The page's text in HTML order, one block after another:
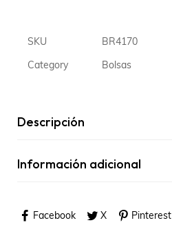
SKU BR4170
Category Bolsas
Descripción
Información adicional
Facebook X Pinterest